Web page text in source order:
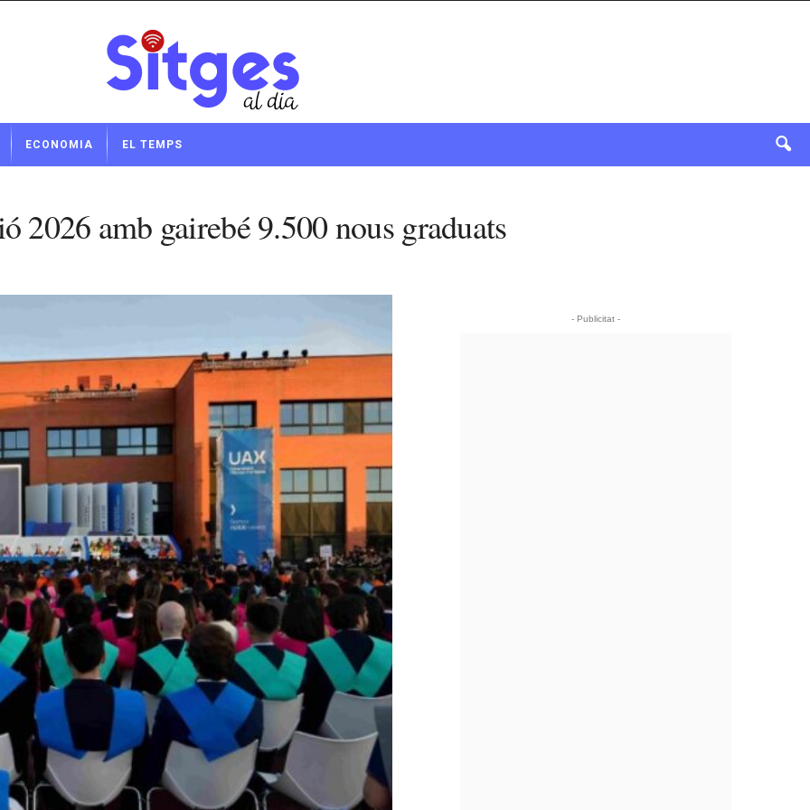
ECONOMIA EL TEMPS
2026 amb gairebé 9.500 nous graduats
- Publicitat -